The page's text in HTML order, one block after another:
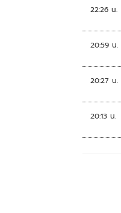
22:26 น.
20:59 น.
20:27 น.
20:13 น.